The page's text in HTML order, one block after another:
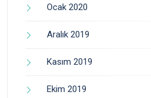
Ocak 2020
Aralık 2019
Kasım 2019
Ekim 2019